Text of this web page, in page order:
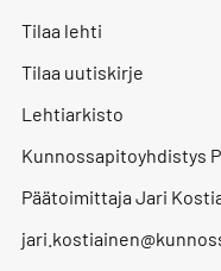
Tilaa lehti
Tilaa uutiskirje
Lehtiarkisto
Kunnossapitoyhdistys
Päätoimittaja Jari